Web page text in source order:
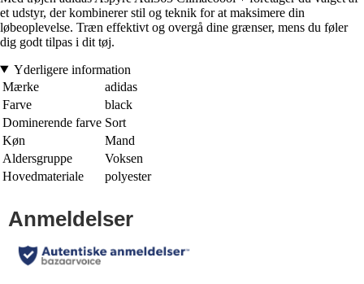
et udstyr, der kombinerer stil og teknik for at maksimere din
løbeoplevelse. Træn effektivt og overgå dine grænser, mens du føler
dig godt tilpas i dit tøj.
Yderligere information
Mærke
adidas
Farve
black
Dominerende farve Sort
Køn
Mand
Aldersgruppe
Voksen
Hovedmateriale
polyester